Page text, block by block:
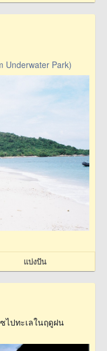
Underwater Park)
แบ่งปัน
ไปทะเลในฤดูฝน